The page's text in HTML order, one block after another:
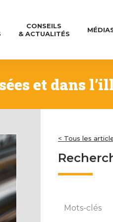
CONSEILS
& ACTUALITÉS
et dans
< Tous les